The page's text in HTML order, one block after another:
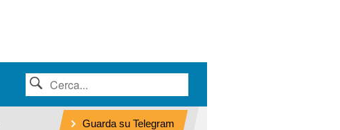
Guarda su Telegram